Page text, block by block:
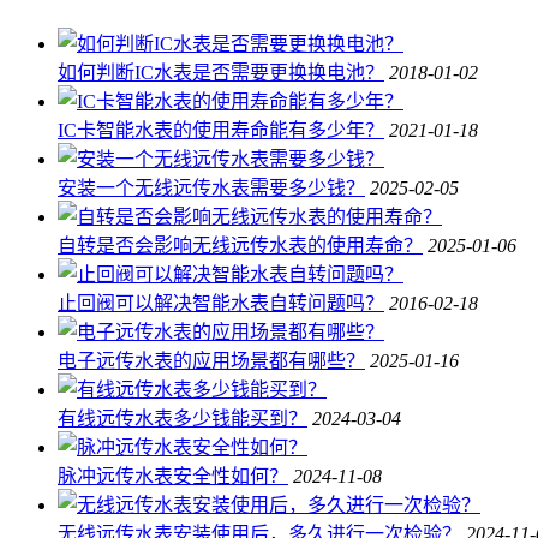
如何判断IC水表是否需要更换换电池？ 2018-01-02
IC卡智能水表的使用寿命能有多少年？ 2021-01-18
安装一个无线远传水表需要多少钱？ 2025-02-05
自转是否会影响无线远传水表的使用寿命？ 2025-01-06
止回阀可以解决智能水表自转问题吗？ 2016-02-18
电子远传水表的应用场景都有哪些？ 2025-01-16
有线远传水表多少钱能买到？ 2024-03-04
脉冲远传水表安全性如何？ 2024-11-08
无线远传水表安装使用后，多久进行一次检验？ 2024-